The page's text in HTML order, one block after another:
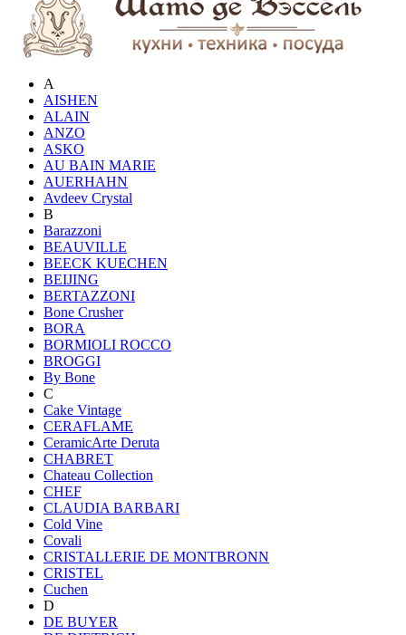
A
AISHEN
ALAIN
ANZO
ASKO
AU BAIN MARIE
AUERHAHN
Avdeev Crystal
B
Barazzoni
BEAUVILLE
BEECK KUECHEN
BEIJING
BERTAZZONI
Bone Crusher
BORA
BORMIOLI ROCCO
BROGGI
By Bone
C
Cake Vintage
CERAFLAME
CeramicArte Deruta
CHABRET
Chateau Collection
CHEF
CLAUDIA BARBARI
Cold Vine
Covali
CRISTALLERIE DE MONTBRONN
CRISTEL
Cuchen
D
DE BUYER